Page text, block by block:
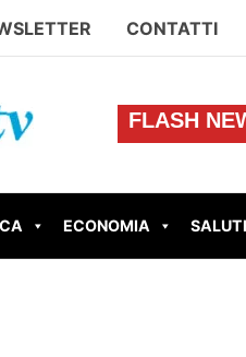
CONTATTI
FLASH
scatta l’allarme
ECONOMIA